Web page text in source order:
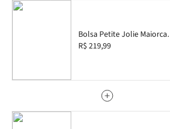
Bolsa Petite Jolie Maiorca
Crochê Onça PJ11380
R$ 219,99